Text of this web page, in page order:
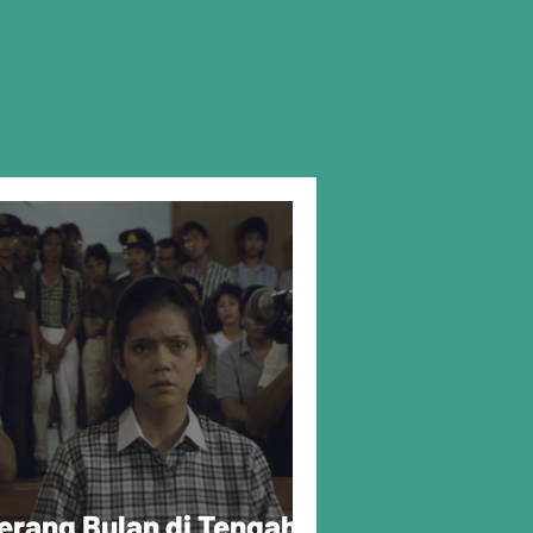
Bulan di Tengah